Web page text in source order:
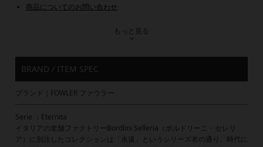
商品についてのお問い合わせ
もっと見る
BRAND / ITEM SPEC
ブランド｜FOWLER ファウラー
Serie ：Eternita
イタリアの老舗ファクトリーBordlini Selleria（ボルドリーニ・セレリ
ア）に別注したコレクションは「永遠」というシリーズ名の通り、時代に